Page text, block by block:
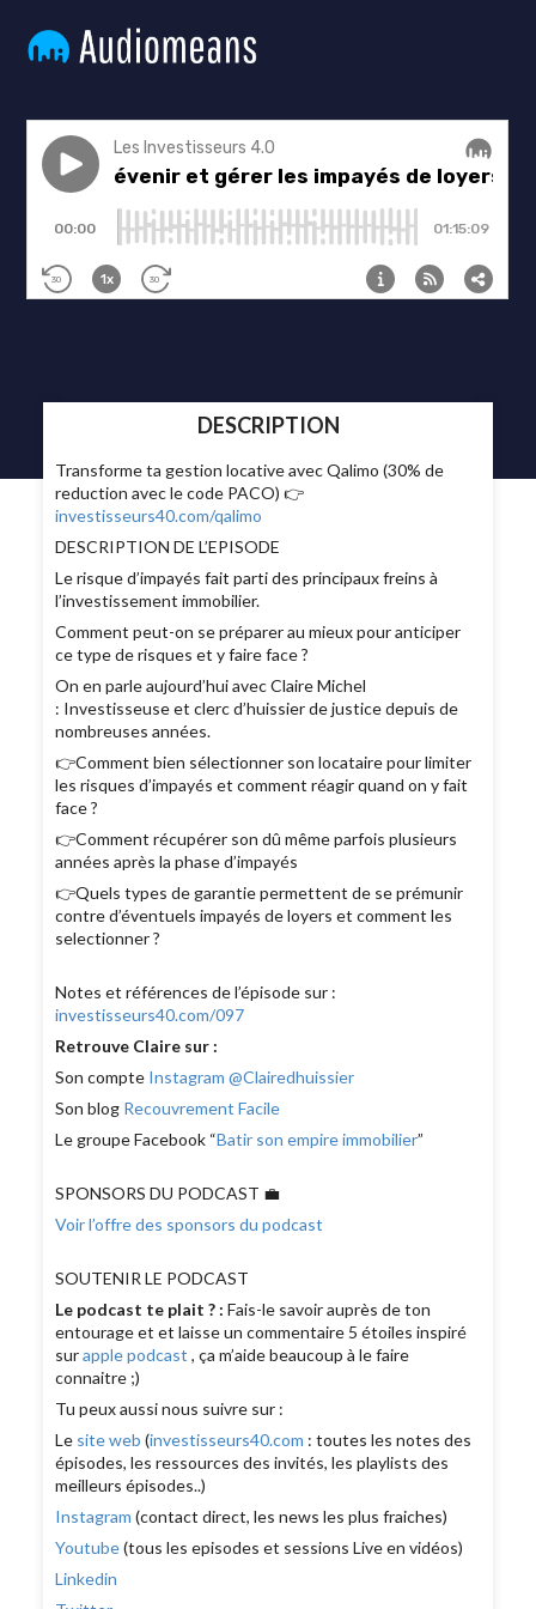
DESCRIPTION
Transforme ta gestion locative avec Qalimo (30% de
reduction avec le code PACO) 👉
investisseurs40.com/qalimo
DESCRIPTION DE L’EPISODE
Le risque d’impayés fait parti des principaux freins à
l’investissement immobilier.
Comment peut-on se préparer au mieux pour anticiper
ce type de risques et y faire face ?
On en parle aujourd’hui avec Claire Michel
: Investisseuse et clerc d’huissier de justice depuis de
nombreuses années.
👉Comment bien sélectionner son locataire pour limiter
les risques d’impayés et comment réagir quand on y fait
face ?
👉Comment récupérer son dû même parfois plusieurs
années après la phase d’impayés
👉Quels types de garantie permettent de se prémunir
contre d’éventuels impayés de loyers et comment les
selectionner ?
Notes et références de l’épisode sur :
investisseurs40.com/097
Retrouve Claire sur :
Son compte Instagram @Clairedhuissier
Son blog Recouvrement Facile
Le groupe Facebook “Batir son empire immobilier”
SPONSORS DU PODCAST 💼
Voir l’offre des sponsors du podcast
SOUTENIR LE PODCAST
Le podcast te plait ? : Fais-le savoir auprès de ton
entourage et et laisse un commentaire 5 étoiles inspiré
surapple podcast , ça m’aide beaucoup à le faire
connaitre ;)
Tu peux aussi nous suivre sur :
Le site web (investisseurs40.com : toutes les notes des
épisodes, les ressources des invités, les playlists des
meilleurs épisodes..)
Instagram (contact direct, les news les plus fraiches)
Youtube(tous les episodes et sessions Live en vidéos)
Linkedin